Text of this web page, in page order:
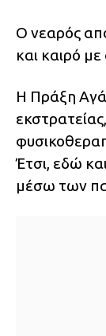
Ο νεαρός
και καιρό
Η Πράξη
Έτσι, εδώ
μέσω των